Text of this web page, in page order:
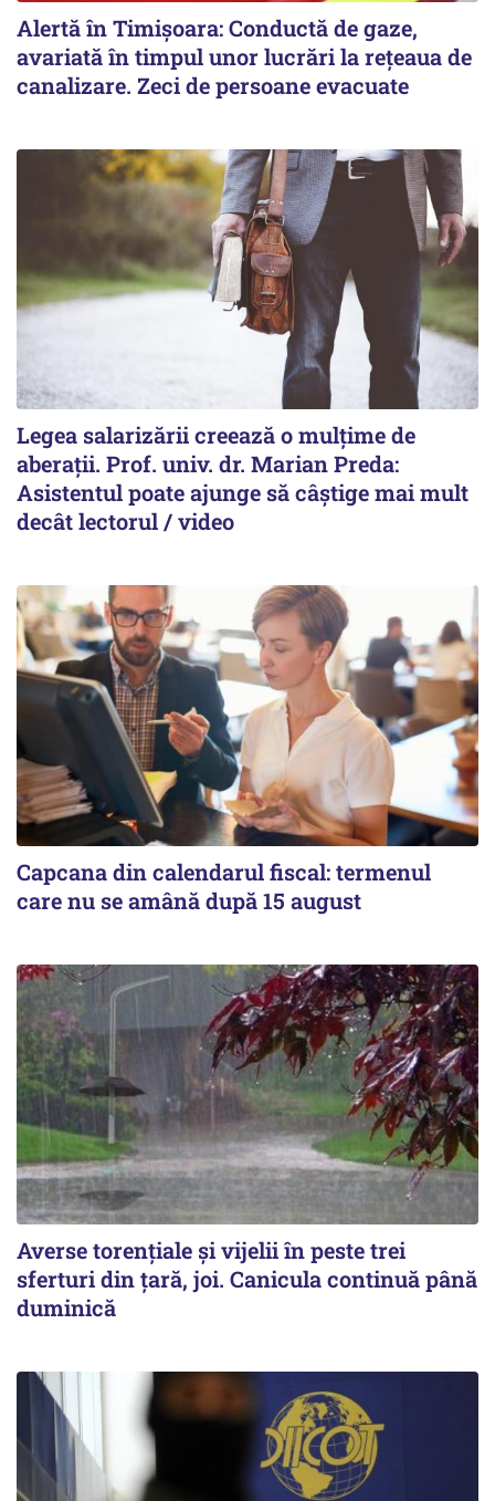
Alertă în Timișoara: Conductă de gaze,
avariată în timpul unor lucrări la rețeaua de
canalizare. Zeci de persoane evacuate
Legea salarizării creează o mulțime de
aberații. Prof. univ. dr. Marian Preda:
Asistentul poate ajunge să câștige mai mult
decât lectorul / video
Capcana din calendarul fiscal: termenul
care nu se amână după 15 august
Averse torențiale și vijelii în peste trei
sferturi din țară, joi. Canicula continuă până
duminică